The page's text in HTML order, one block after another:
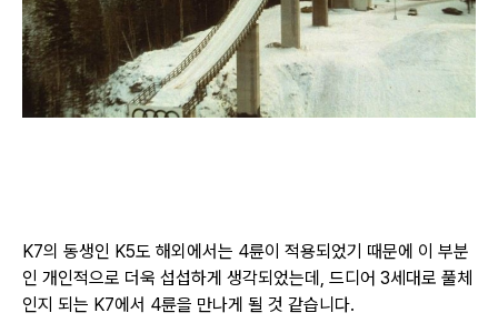
K7의 동생인 K5도 해외에서는 4륜이 적용되었기 때문에 이 부분
인 개인적으로 더욱 섭섭하게 생각되었는데, 드디어 3세대로 풀체
인지 되는 K7에서 4륜을 만나게 될 것 같습니다.